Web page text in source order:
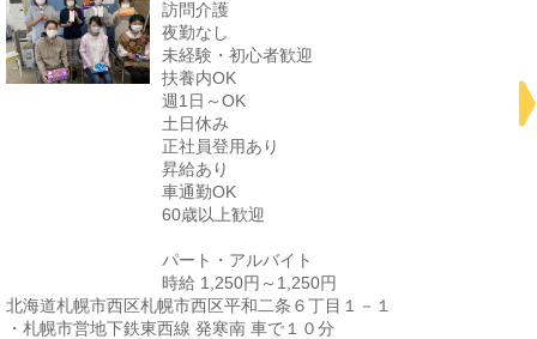
訪問介護
夜勤なし
未経験・初心者歓迎
扶養内OK
週1日～OK
土日休み
正社員登用あり
昇給あり
車通勤OK
60歳以上歓迎
パート・アルバイト
時給 1,250円～1,250円
北海道札幌市西区札幌市西区平和二条６丁目１－１
・札幌市営地下鉄東西線 発寒南 車で１０分